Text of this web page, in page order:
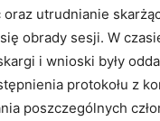
utrudnianie
obrady sesji. W
i wnioski były
protokołu z
poszczególnych